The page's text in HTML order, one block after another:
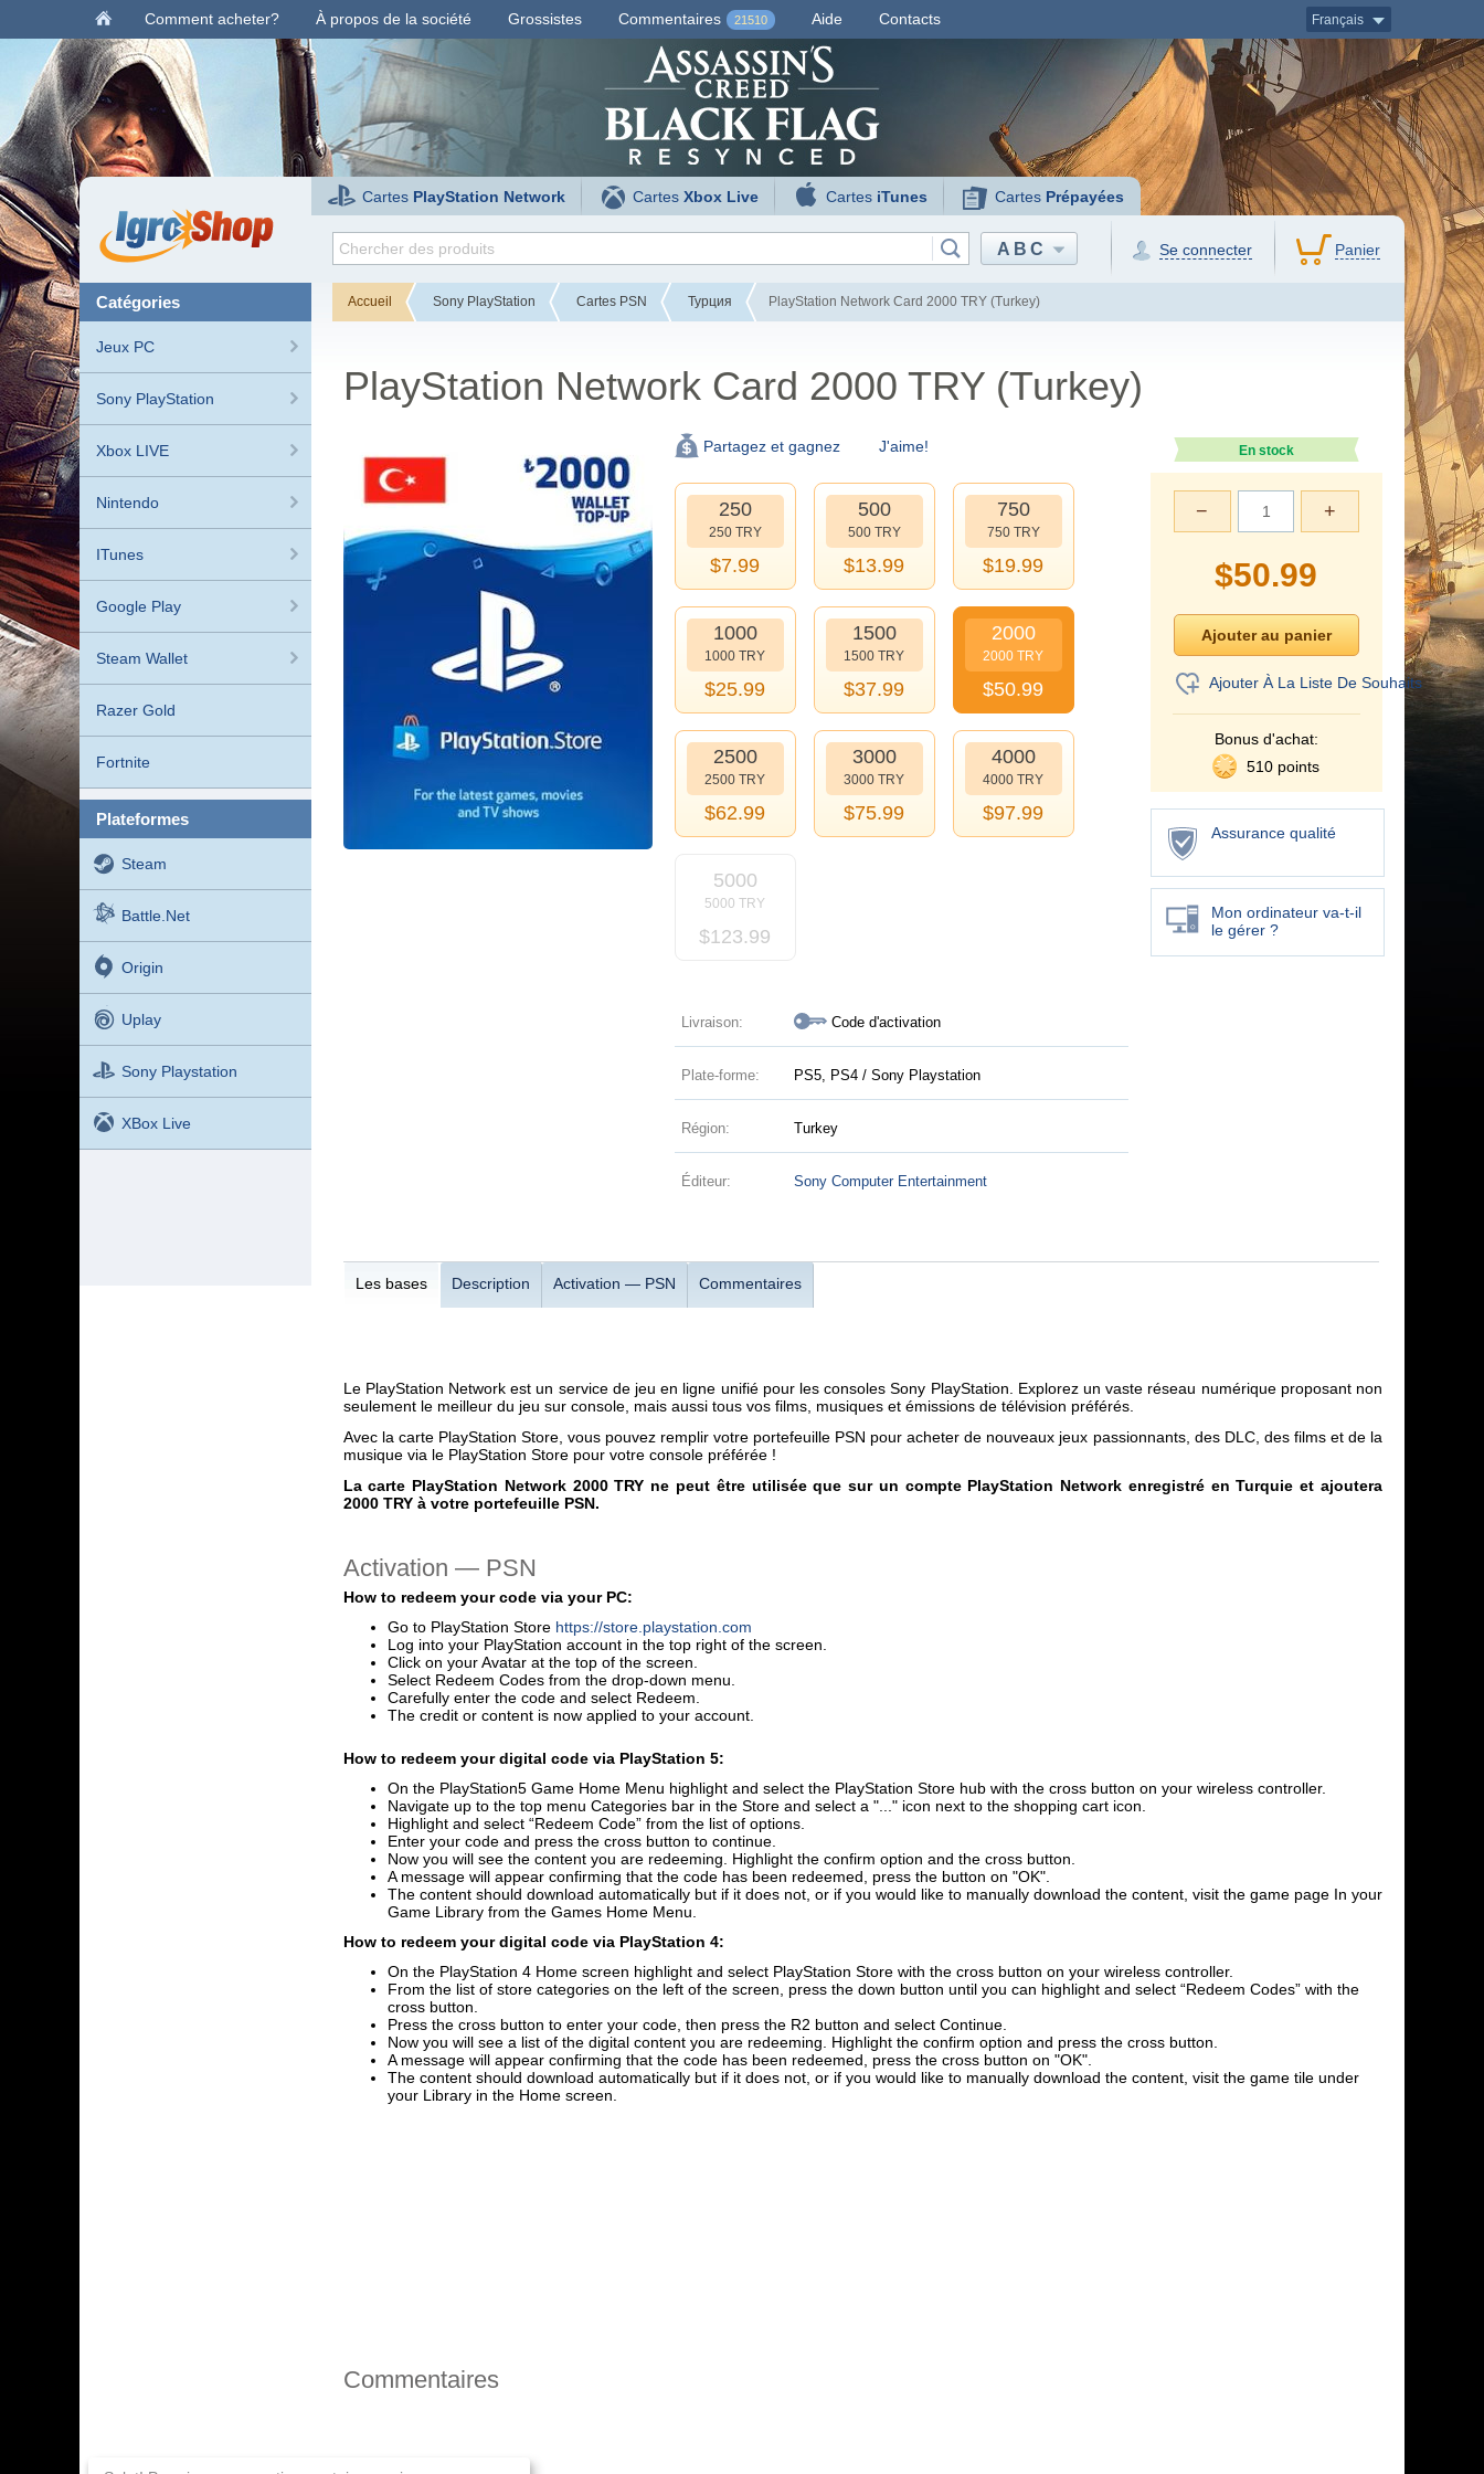
Comment acheter? À propos de la société Grossistes Commentaires 21510 Aide Contacts Français
Cartes PlayStation Network CartesXbox Live Cartes iTunes Cartes Prépayées
ABC Se connecter Panier
catégories
Jeux PC
Sony PlayStation
Xbox LIVE
Nintendo
ITunes
Google Play
Steam Wallet
Razer Gold
Fortnite
plateformes
Steam
Battle.net
Origin
Uplay
Sony Playstation
XBox Live
Accueil Sony PlayStation Cartes PSN Турция PlayStation Network Card 2000 TRY (Turkey)
PlayStation Network Card 2000 TRY (Turkey)
J'aime!
Partagez et gagnez
250
250 TRY
$7.99
500
500 TRY
$13.99
750
750 TRY
$19.99
1000
1000 TRY
$25.99
1500
1500 TRY
$37.99
2000
2000 TRY
$50.99
2500
2500 TRY
$62.99
3000
3000 TRY
$75.99
4000
4000 TRY
$97.99
5000
5000 TRY
$123.99
Livraison: Code d'activation
Plate-forme: PS5, PS4 / Sony Playstation
Région: Turkey
Éditeur: Sony Computer Entertainment
En stock
+
−
$50.99
Ajouter À La Liste De Souhaits
Bonus d'achat:
510 points
Assurance qualité
Mon ordinateur va-t-il
le gérer ?
Les bases Description Activation — PSN Commentaires
Le PlayStation Network est un service de jeu en ligne unifié pour les consoles Sony PlayStation. Explorez un vaste réseau numérique proposant non
seulement le meilleur du jeu sur console, mais aussi tous vos films, musiques et émissions de télévision préférés.
Avec la carte PlayStation Store, vous pouvez remplir votre portefeuille PSN pour acheter de nouveaux jeux passionnants, des DLC, des films et de la
musique via le PlayStation Store pour votre console préférée !
La carte PlayStation Network 2000 TRY ne peut être utilisée que sur un compte PlayStation Network enregistré en Turquie et ajoutera
2000 TRY à votre portefeuille PSN.
Activation — PSN
How to redeem your code via your PC:
Go to PlayStation Store https://store.playstation.com
Log into your PlayStation account in the top right of the screen.
Click on your Avatar at the top of the screen.
Select Redeem Codes from the drop-down menu.
Carefully enter the code and select Redeem.
The credit or content is now applied to your account.
How to redeem your digital code via PlayStation 5:
On the PlayStation5 Game Home Menu highlight and select the PlayStation Store hub with the cross button on your wireless controller.
Navigate up to the top menu Categories bar in the Store and select a "..." icon next to the shopping cart icon.
Highlight and select “Redeem Code” from the list of options.
Enter your code and press the cross button to continue.
Now you will see the content you are redeeming. Highlight the confirm option and the cross button.
A message will appear confirming that the code has been redeemed, press the button on "OK".
The content should download automatically but if it does not, or if you would like to manually download the content, visit the game page In your
Game Library from the Games Home Menu.
How to redeem your digital code via PlayStation 4:
On the PlayStation 4 Home screen highlight and select PlayStation Store with the cross button on your wireless controller.
From the list of store categories on the left of the screen, press the down button until you can highlight and select “Redeem Codes” with the
cross button.
Press the cross button to enter your code, then press the R2 button and select Continue.
Now you will see a list of the digital content you are redeeming. Highlight the confirm option and press the cross button.
A message will appear confirming that the code has been redeemed, press the cross button on "OK".
The content should download automatically but if it does not, or if you would like to manually download the content, visit the game tile under
your Library in the Home screen.
Commentaires